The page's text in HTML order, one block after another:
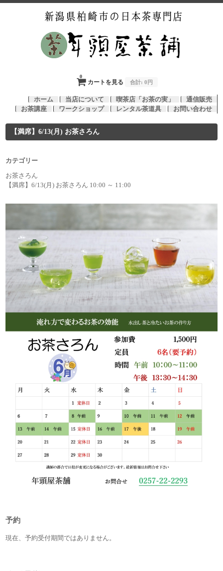
カートを見る
0
合計: 0円
ホーム 当店について 喫茶店「お茶の実」
通信販売
お茶講座
ワークショップ レンタル茶道具 お問い合わせ
【満席】6/13(月) お茶さろん
カテゴリー
お茶さろん
【満席】6/13(月) お茶さろん 10:00 ～ 11:00
予約
現在、予約受付期間ではありません。